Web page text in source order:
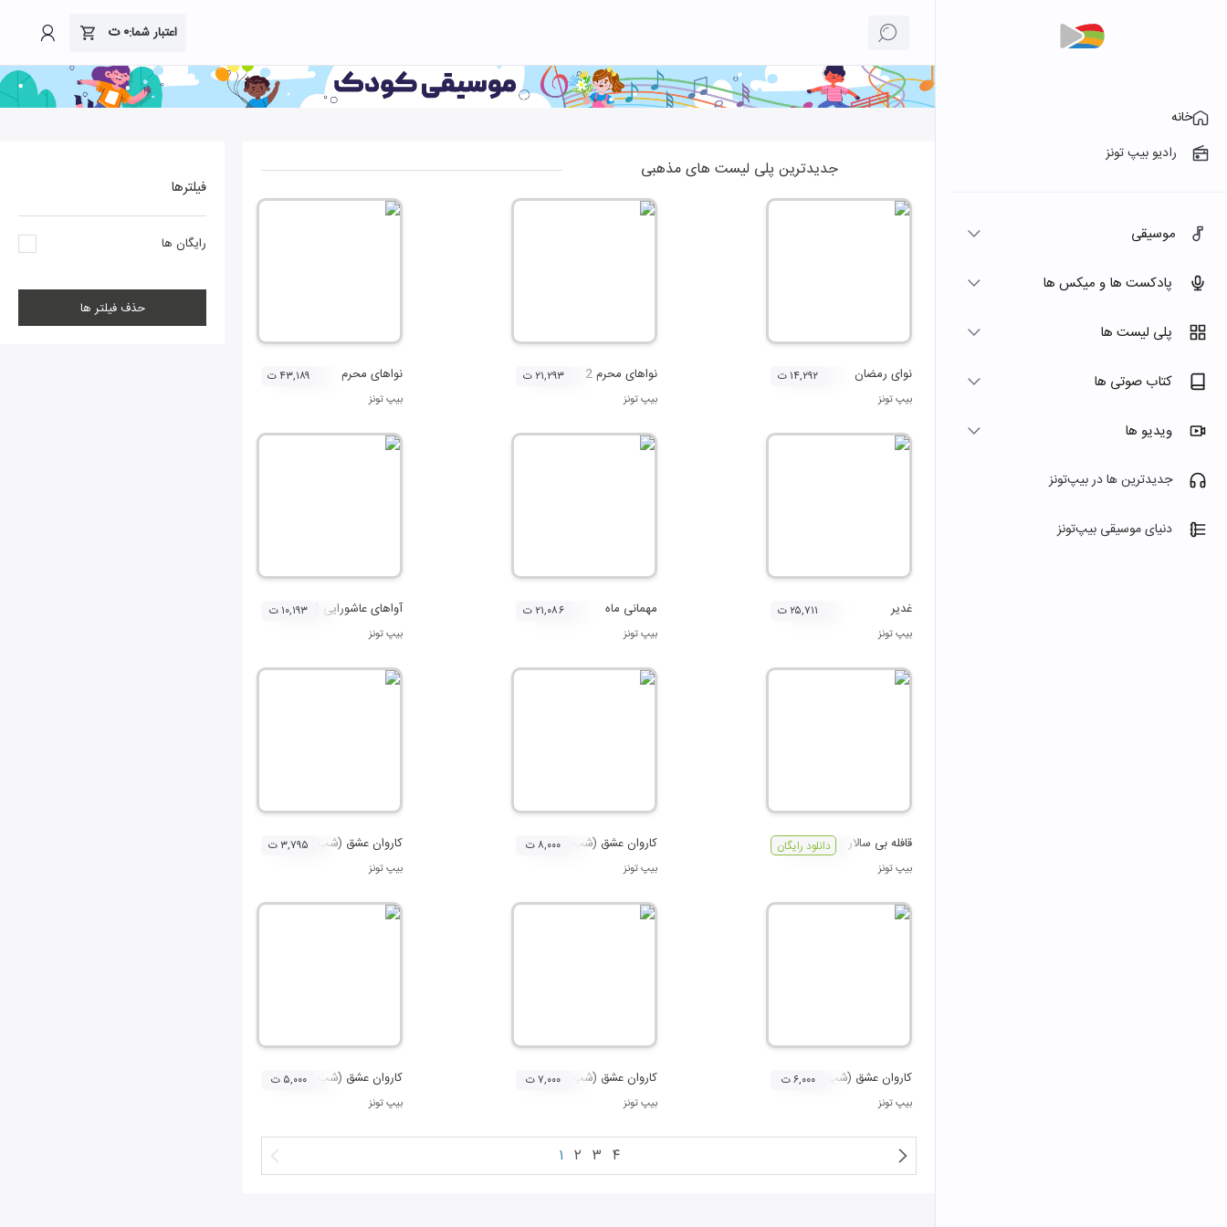
اعتبار شما:۰ت
خانه
رادیو بیپ تونز
موسیقی
پادکست ها و میکس ها
پلی لیست ها
کتاب صوتی ها
ویدیو ها
جدیدترین ها در بیپ‌تونز
دنیای موسیقی بیپ‌تونز
فیلترها
رایگان ها
حذف فیلتر ها
جدیدترین پلی لیست های مذهبی
نوای رمضان
بیپ تونز
۱۴,۲۹۲ ت نواهای محرم 2
بیپ تونز
۲۱,۲۹۳ ت نواهای محرم
بیپ تونز
۴۳,۱۸۹ ت
غدیر
بیپ تونز
۲۵,۷۱۱ ت مهمانی ماه
بیپ تونز
۲۱,۰۸۶ ت آواهای عاشورایی 2
بیپ تونز
۱۰,۱۹۳ ت
قافله بی‌ سالار
بیپ تونز
دانلود رایگان کاروان عشق (شب دهم محرم)
بیپ تونز
۸,۰۰۰ ت کاروان عشق (شب نهم محرم)
بیپ تونز
۳,۷۹۵ ت
کاروان عشق (شب هشتم محرم)
بیپ تونز
۶,۰۰۰ ت کاروان عشق (شب هفتم محرم)
بیپ تونز
۷,۰۰۰ ت کاروان عشق (شب ششم محرم)
بیپ تونز
۵,۰۰۰ ت
۱ ۲ ۳ ۴